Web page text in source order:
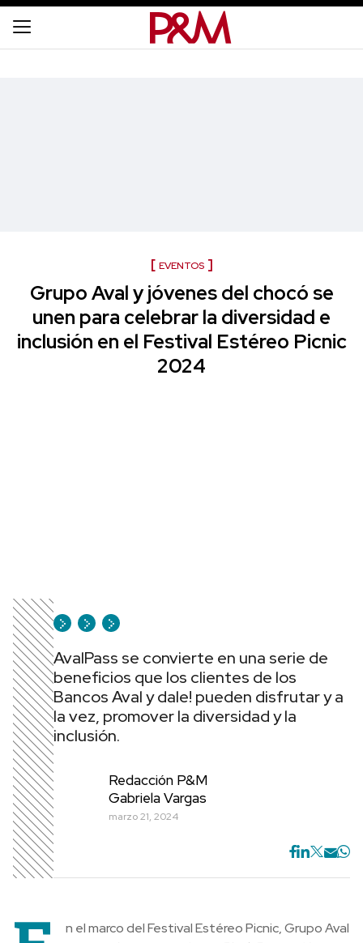
EVENTOS
Grupo Aval y jóvenes del chocó se
unen para celebrar la diversidad e
inclusión en el Festival Estéreo Picnic
2024
AvalPass se convierte en una serie de
beneficios que los clientes de los
Bancos Aval y dale! pueden disfrutar y a
la vez, promover la diversidad y la
inclusión.
Redacción P&M
Gabriela Vargas
marzo 21, 2024
n el marco del Festival Estéreo Picnic, Grupo Aval